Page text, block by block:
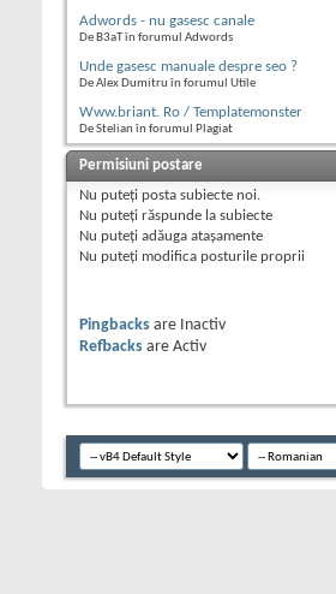
Adwords - nu gasesc canale
De B3aT în forumul Adwords
Unde gasesc manuale despre seo ?
De Alex Dumitru în forumul Utile
Www.briant. Ro / Templatemonster
De Stelian în forumul Plagiat
Permisiuni postare
Nu puteţi posta subiecte noi.
Nu puteţi răspunde la subiecte
Nu puteţi adăuga ataşamente
Nu puteţi modifica posturile proprii
Pingbacks are
Inactiv
Refbacks are Activ